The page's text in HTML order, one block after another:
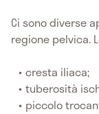
Ci sono diverse
regione pelvica.
cresta iliaca;
tuberosità
piccolo